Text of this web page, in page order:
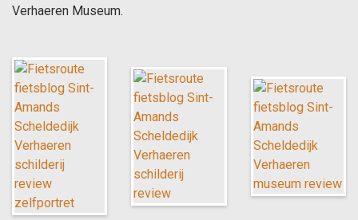
Verhaeren Museum.